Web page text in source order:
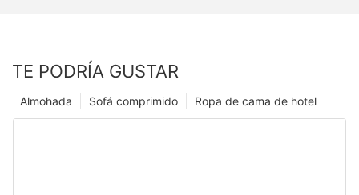
TE PODRÍA GUSTAR
Ropa de cama de hotel
Sofá comprimido
Almohada